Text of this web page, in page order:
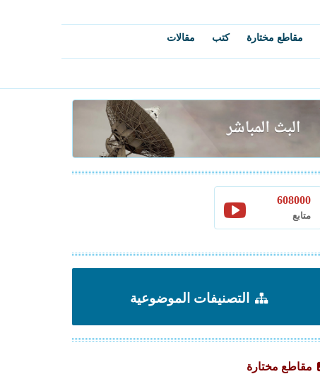
مقاطع مختارة كتب مقالات
608000
متابع
التصنيفات الموضوعية
مقاطع مختارة